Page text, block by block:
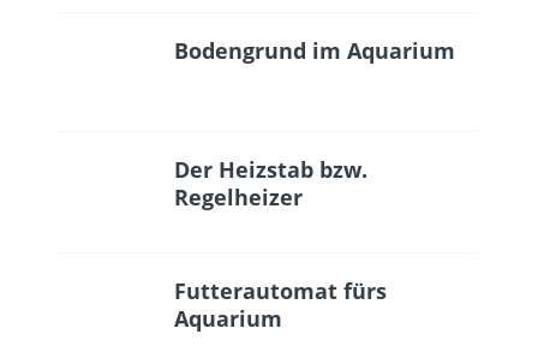
Bodengrund im Aquarium
Der Heizstab bzw.
Regelheizer
Futterautomat fürs
Aquarium